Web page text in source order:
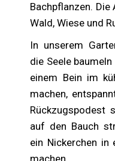
Bachpflanzen.
Wald, Wiese und
In unserem
die Seele
einem Bein im
machen,
Rückzugspodest
auf den Bauch
ein Nickerchen in
machen.